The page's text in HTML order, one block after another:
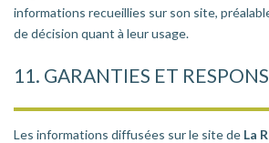
informations recueillies sur son site,
de décision quant à leur usage.
11. GARANTIES ET
Les informations diffusées sur le site de La